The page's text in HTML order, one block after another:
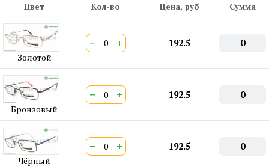
ШтрихКод EAN-13:
2000000373928
Цвет Кол-во Цена, руб Сумма
Золотой
− + 192.5 0
Бронзовый
− + 192.5 0
Чёрный
− + 192.5 0